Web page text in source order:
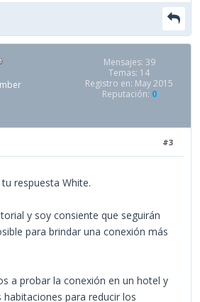
Mensajes: 39
Temas: 14
Registro en: May 2015
Reputación: 0
#3
respuesta White.
y soy consiente que seguirán
para brindar una conexión más
a probar la conexión en un hotel y
para reducir los